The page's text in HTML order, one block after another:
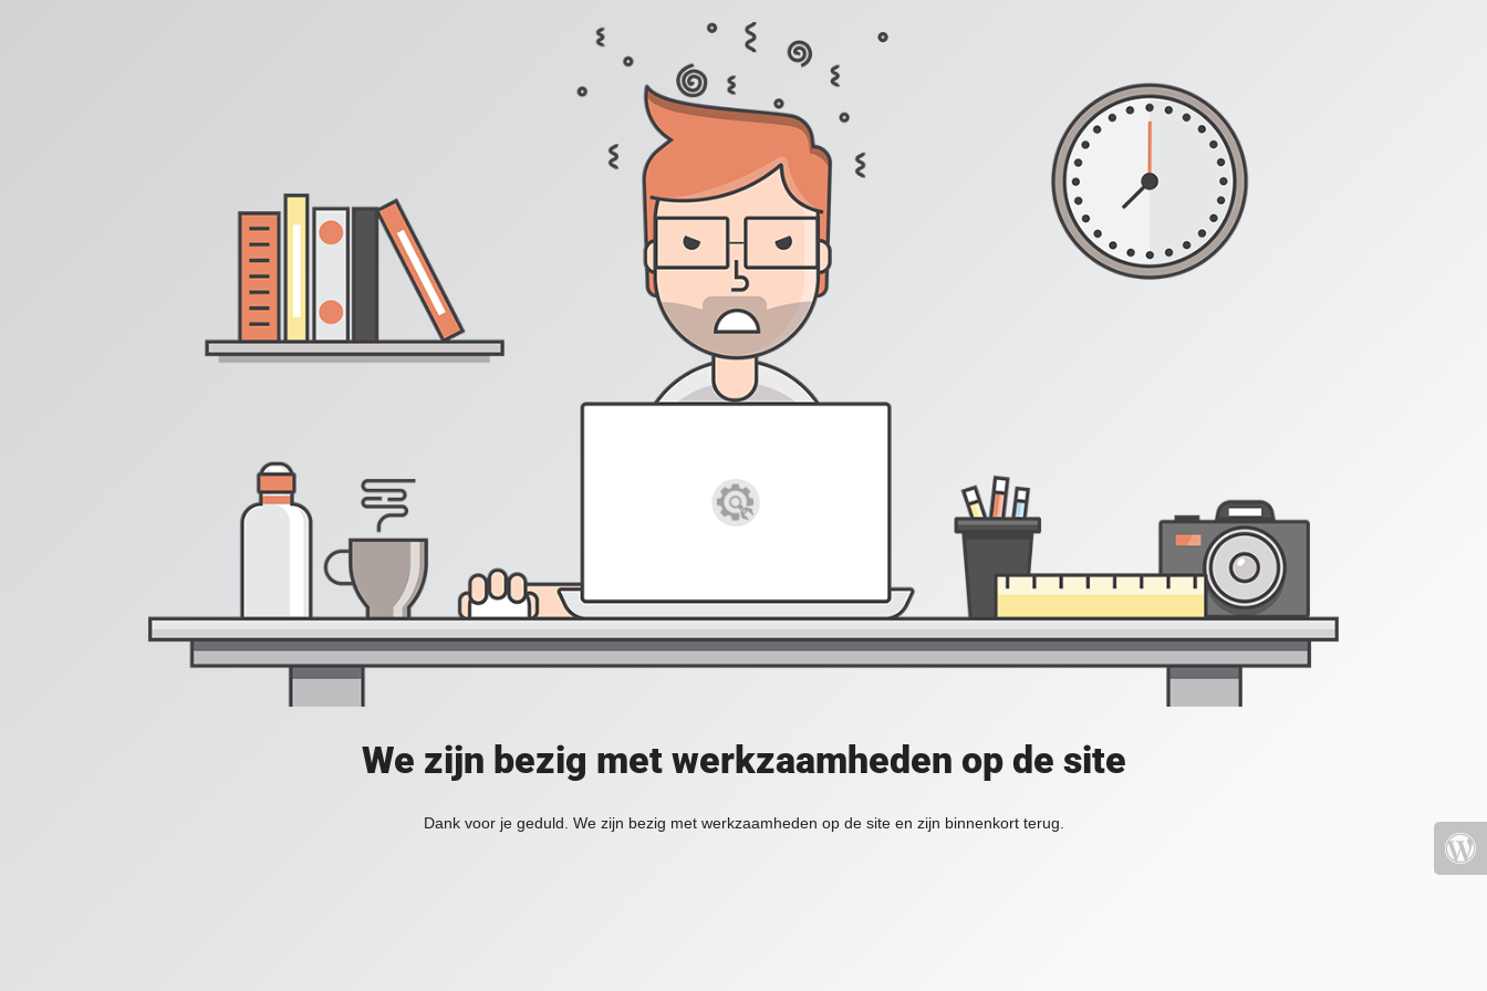
We zijn bezig met werkzaamheden op de site
Dank voor je geduld. We zijn bezig met werkzaamheden op de site en zijn binnenkort terug.